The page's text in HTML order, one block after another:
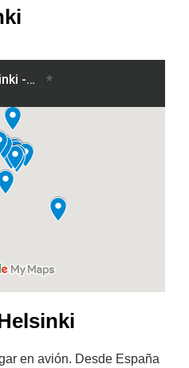
en avión. Desde España